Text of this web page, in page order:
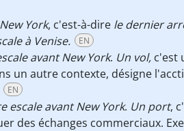
York, c'est-à-dire le dernier
à Venise. EN
avant New York. Un vol, c'est
un autre contexte, désigne
EN
escale avant New York. Un port,
des échanges commerciaux.